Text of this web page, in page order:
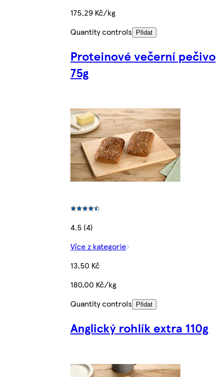
175,29 Kč/kg
Quantity controls
Přidat
Proteinové večerní pečivo
75g
4.5 (4)
Více z kategorie
13,50 Kč
180,00 Kč/kg
Quantity controls
Přidat
Anglický rohlík extra 110g